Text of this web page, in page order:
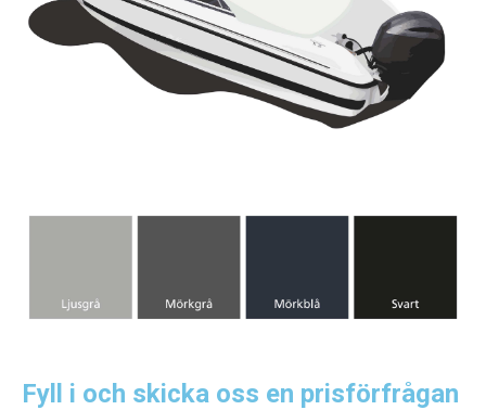
Fyll i och skicka oss en prisförfrågan